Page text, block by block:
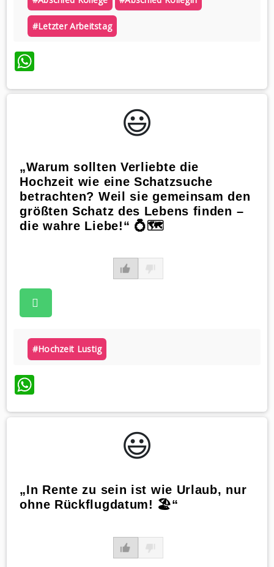
#letzter Arbeitstag
WhatsApp
😃️
„Warum sollten Verliebte die
Hochzeit wie eine Schatzsuche
betrachten? Weil sie gemeinsam den
größten Schatz des Lebens finden –
die wahre Liebe!“ 💍🗺️
#hochzeit Lustig
WhatsApp
😃️
„In Rente zu sein ist wie Urlaub, nur
ohne Rückflugdatum! 🏖️“